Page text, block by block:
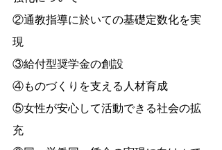
②通教指導に於いての基礎定数化を実
現
③給付型奨学金の創設
④ものづくりを支える人材育成
⑤女性が安心して活動できる社会の拡
充